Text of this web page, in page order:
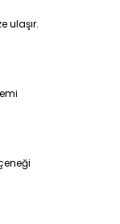
ulaşır.